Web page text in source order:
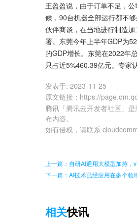
王盈盈说，由于订单不足，
候，90台机器全部运行都不
伙伴商谈，在当地进行制造
署。东莞今年上半年GDP为
的GDP增长。东莞在2022年
只占近5%460.39亿元。专家
发表于: 2023-11-25
原文链接 ： https://
腾讯「腾讯云开发者社区」
布内容。
如有侵权，请联系
上一篇：自研AI通用大模型加持
下一篇：AI技术已经应用在多个领
相关快讯